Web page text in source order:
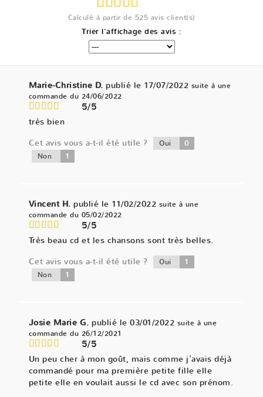
Calculé à partir de 525 avis client(s)
Trier l'affichage des avis :
Marie-Christine D.publié le 17/07/2022 suite à une
commande du 24/06/2022
5/5
très bien
Cet avis vous a-t-il été utile ?
Oui 0
Non 1
Vincent H.publié le 11/02/2022 suite à une
commande du 05/02/2022
5/5
Très beau cd et les chansons sont très belles.
Cet avis vous a-t-il été utile ?
Oui 1
Non 1
Josie Marie G.publié le 03/01/2022 suite à une
commande du 26/12/2021
5/5
Un peu cher à mon goût, mais comme j'avais déjà
commandé pour ma première petite fille elle
petite elle en voulait aussi le cd avec son prénom.